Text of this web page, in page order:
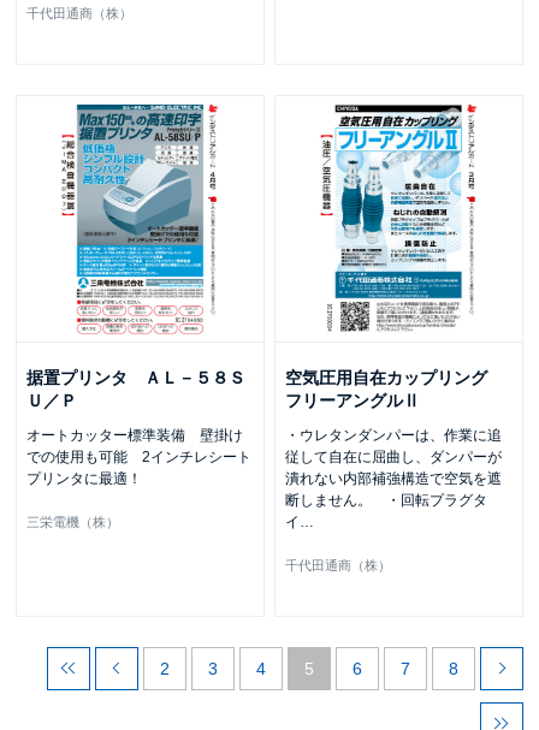
千代田通商（株）
据置プリンタ ＡＬ－５８Ｓ
Ｕ／Ｐ
オートカッター標準装備 壁掛け
での使用も可能 2インチレシート
プリンタに最適！
三栄電機（株）
空気圧用自在カップリング
フリーアングルⅡ
・ウレタンダンパーは、作業に追
従して自在に屈曲し、ダンパーが
潰れない内部補強構造で空気を遮
断しません。 ・回転プラグタ
イ …
千代田通商（株）
2 3 4 5 6 7 8